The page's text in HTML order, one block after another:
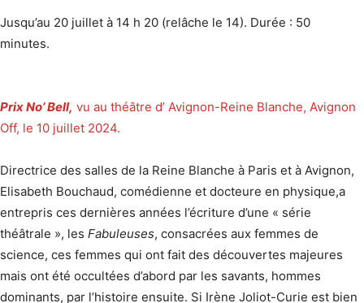
Jusqu’au 20 juillet à 14 h 20 (relâche le 14). Durée : 50
minutes.
Prix No’ Bell, vu au théâtre d’ Avignon-Reine Blanche, Avignon
Off, le 10 juillet 2024.
Directrice des salles de la Reine Blanche à Paris et à Avignon,
Elisabeth Bouchaud, comédienne et docteure en physique,a
entrepris ces dernières années l’écriture d’une « série
théâtrale », les Fabuleuses, consacrées aux femmes de
science, ces femmes qui ont fait des découvertes majeures
mais ont été occultées d’abord par les savants, hommes
dominants, par l’histoire ensuite. Si Irène Joliot-Curie est bien